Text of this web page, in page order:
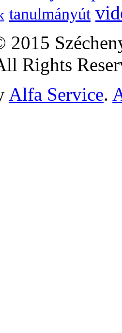
tanulmányút
Rights
Alfa Service.